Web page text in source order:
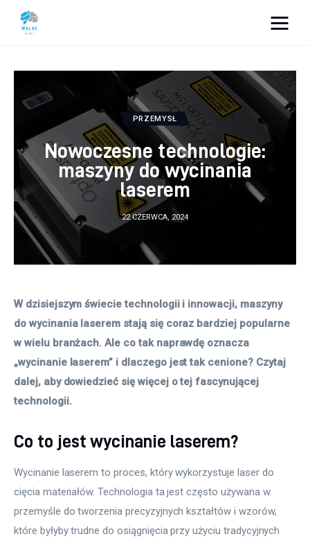
Lifestyle
Biznes
Dom i ogród
Uroda
Zdrowie
Więcej
PRZEMYSŁ
Nowoczesne technologie:
maszyny do wycinania
laserem
22 CZERWCA, 2024
W dzisiejszym świecie technologii i innowacji, maszyny
do wycinania laserem stają się coraz bardziej popularne
w wielu branżach. Ale co tak naprawdę oznacza
„wycinanie laserem” i dlaczego jest tak cenione? Czytaj
dalej, aby dowiedzieć się więcej o tej fascynującej
technologii.
Co to jest wycinanie laserem?
Wycinanie laserem to proces, który wykorzystuje laser do
cięcia materiałów. Technologia ta jest często używana w
przemyśle do tworzenia precyzyjnych kształtów i wzorów,
które byłyby trudne do osiągnięcia przy użyciu tradycyjnych